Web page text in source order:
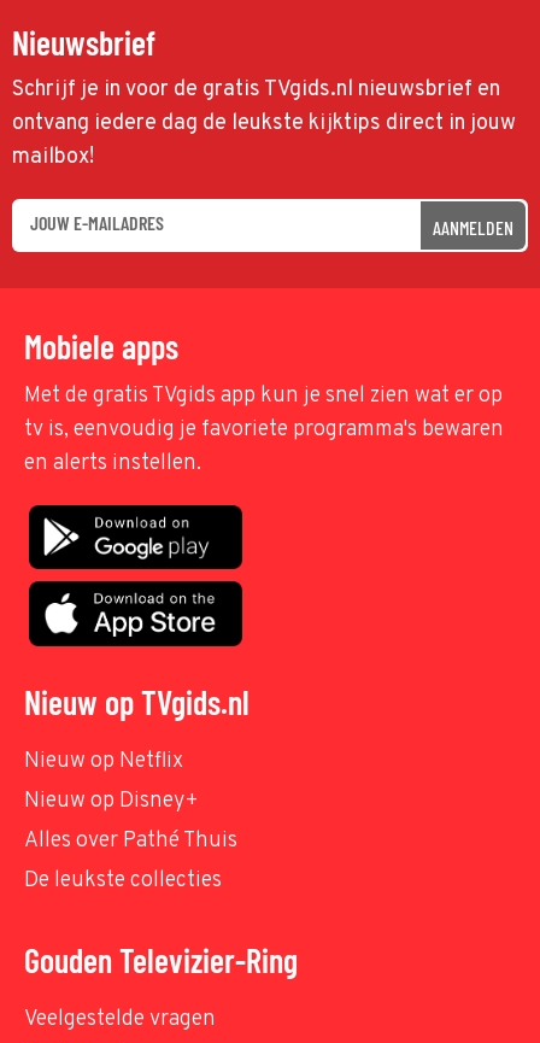
Nieuwsbrief
Schrijf je in voor de gratis TVgids.nl nieuwsbrief en
ontvang iedere dag de leukste kijktips direct in jouw
mailbox!
AANMELDEN
Mobiele apps
Met de gratis TVgids app kun je snel zien wat er op
tv is, eenvoudig je favoriete programma's bewaren
en alerts instellen.
Nieuw op TVgids.nl
Nieuw op Netflix
Nieuw op Disney+
Alles over Pathé Thuis
De leukste collecties
Gouden Televizier-Ring
Veelgestelde vragen